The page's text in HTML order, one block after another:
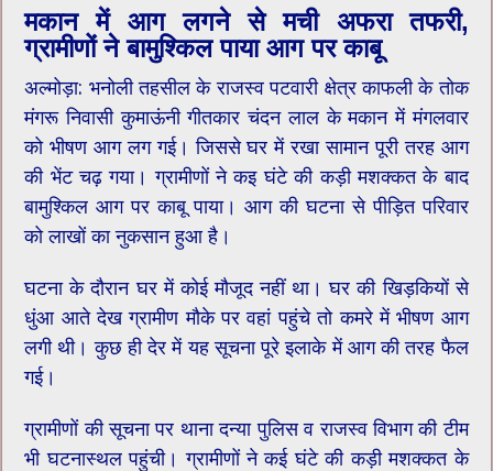
मकान में आग लगने से मची अफरा तफरी,
ग्रामीणों ने बामुश्किल पाया आग पर काबू
अल्मोड़ा: भनोली तहसील के राजस्व पटवारी क्षेत्र काफली के तोक
मंगरू निवासी कुमाऊंनी गीतकार चंदन लाल के मकान में मंगलवार
को भीषण आग लग गई। जिससे घर में रखा सामान पूरी तरह आग
की भेंट चढ़ गया। ग्रामीणों ने कइ घंटे की कड़ी मशक्कत के बाद
बामुश्किल आग पर काबू पाया। आग की घटना से पीड़ित परिवार
को लाखों का नुकसान हुआ है।
घटना के दौरान घर में कोई मौजूद नहीं था। घर की खिड़कियों से
धुंआ आते देख ग्रामीण मौके पर वहां पहुंचे तो कमरे में भीषण आग
लगी थी। ​कुछ ही देर में यह सूचना पूरे इलाके में आग की तरह फैल
गई।
ग्रामीणों की सूचना पर थाना दन्या पुलिस व राजस्व विभाग की टीम
भी घटनास्थल पहुंची। ग्रामीणों ने कई घंटे की कड़ी मशक्कत के